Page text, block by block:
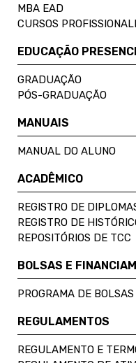
MBA EAD
CURSOS
EDUCAÇÃO
GRADUAÇÃO
PÓS-GRADUAÇÃO
MANUAIS
MANUAL DO ALUNO
ACADÊMICO
REGISTRO DE
REGISTRO DE
REPOSITÓRIOS DE TCC
BOLSAS E
PROGRAMA DE BOLSAS
REGULAMENTOS
REGULAMENTO E